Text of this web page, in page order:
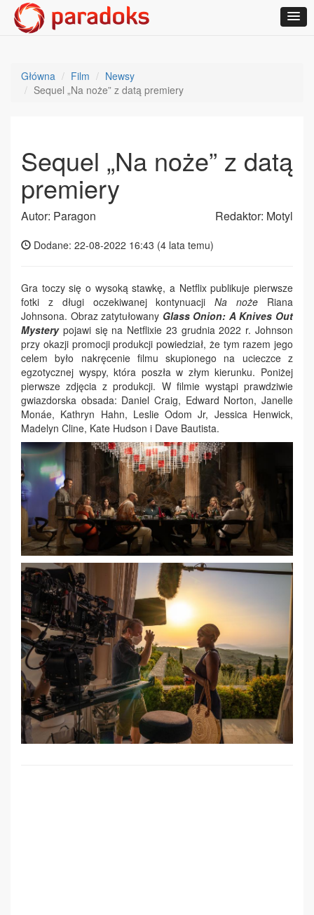
Główna Film
Newsy
Sequel „Na noże” z datą premiery
Sequel „Na noże” z datą
premiery
Autor: Paragon Redaktor: Motyl
Dodane: 22-08-2022 16:43 (4 lata temu)
Gra toczy się o wysoką stawkę, a Netflix publikuje pierwsze
fotki z długi oczekiwanej kontynuacjiNa noże Riana
Johnsona. Obraz zatytułowany Glass Onion: A Knives Out
Mysterypojawi się na Netflixie 23 grudnia 2022 r. Johnson
przy okazji promocji produkcji powiedział, że tym razem jego
celem było nakręcenie filmu skupionego na ucieczce z
egzotycznej wyspy, która poszła w złym kierunku. Poniżej
pierwsze zdjęcia z produkcji. W filmie wystąpi prawdziwie
gwiazdorska obsada: Daniel Craig, Edward Norton, Janelle
Monáe, Kathryn Hahn, Leslie Odom Jr, Jessica Henwick,
Madelyn Cline, Kate Hudson i Dave Bautista.